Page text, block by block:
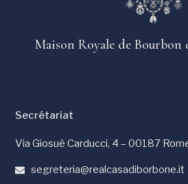
Maison Royale de Bourbon
Secrétariat
Via Giosuè Carducci, 4 – 00187
segreteria@realcasadiborbone.it